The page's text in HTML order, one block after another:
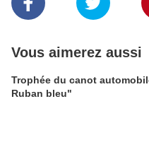
Vous aimerez aussi
Trophée du canot
Ruban bleu"